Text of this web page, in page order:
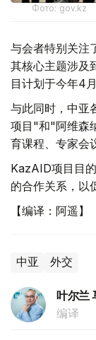
Фото: gov.kz
与会者特别关注
其核心主题涉及
目计划于今年4
与此同时，中亚
项目"和"阿维森
育课程、专家会
KazAID项目目
的合作关系，以
【编译：阿遥】
中亚 外交
叶尔兰
编译